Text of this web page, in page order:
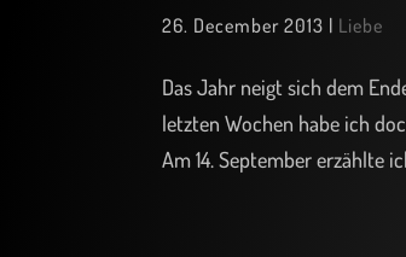
26. December 2013 | Liebe
Das Jahr neigt sich dem
letzten Wochen habe ich
Am 14. September erzählte